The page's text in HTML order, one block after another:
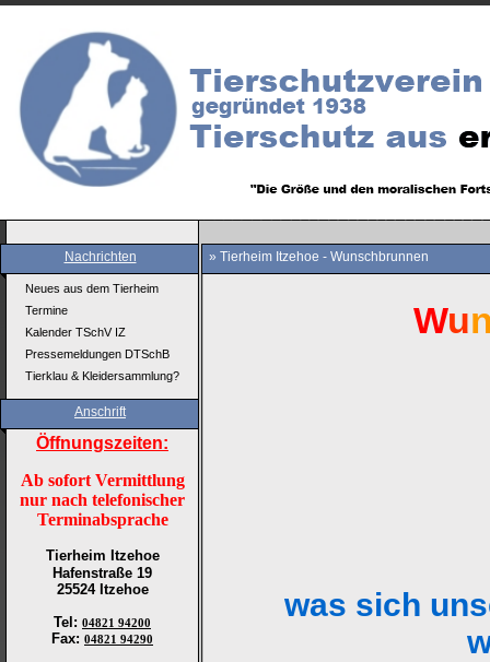
Nachrichten
Neues aus dem Tierheim
Termine
Kalender TSchV IZ
Pressemeldungen DTSchB
Tierklau & Kleidersammlung?
Anschrift
Öffnungszeiten:
Ab sofort Vermittlung
nur nach telefonischer
Terminabsprache
Tierheim Itzehoe
Hafenstraße 19
25524 Itzehoe
Tel : 04821 94200
Fax: 04821 94290
» Tierheim Itzehoe - Wunschbrunnen
Wu
was sich